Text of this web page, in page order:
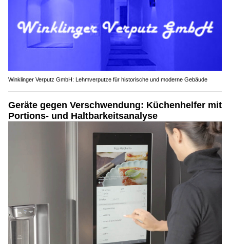
Winklinger Verputz GmbH: Lehmverputze für historische und moderne Gebäude
Geräte gegen Verschwendung: Küchenhelfer mit
Portions- und Haltbarkeitsanalyse